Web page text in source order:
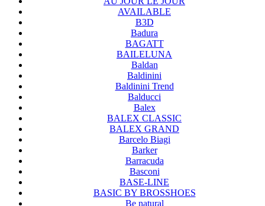
AVAILABLE
B3D
Badura
BAGATT
BAILELUNA
Baldan
Baldinini
Baldinini Trend
Balducci
Balex
BALEX CLASSIC
BALEX GRAND
Barcelo Biagi
Barker
Barracuda
Basconi
BASE-LINE
BASIC BY BROSSHOES
Be natural